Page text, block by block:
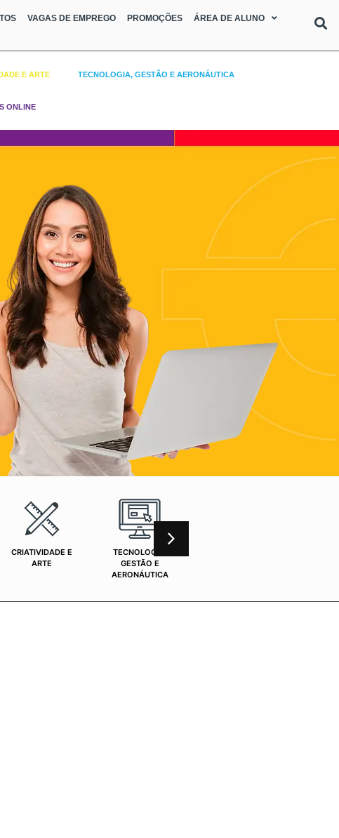
VAGAS DE EMPREGO PROMOÇÕES
ÁREA DE ALUNO
E ARTE TECNOLOGIA, GESTÃO E AERONÁUTICA
ONLINE
CRIATIVIDADE E
ARTE
TECNOLOGIA,
GESTÃO E
AERONÁUTICA